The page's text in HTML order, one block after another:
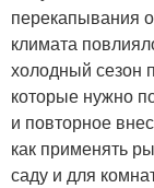
перекапывания
климата
холодный сезон
которые нужно
и повторное
как применять
саду и для